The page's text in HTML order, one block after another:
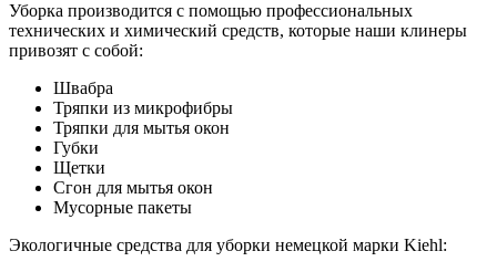
Уборка производится с помощью профессиональных
технических и химический средств, которые наши клинеры
привозят с собой:
Швабра
Тряпки из микрофибры
Тряпки для мытья окон
Губки
Щетки
Сгон для мытья окон
Мусорные пакеты
Экологичные средства для уборки немецкой марки Kiehl: